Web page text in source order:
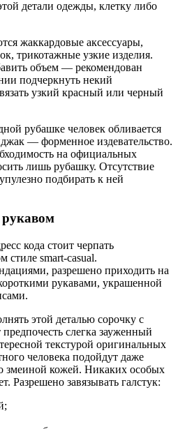
детали одежды, клетку либо
жаккардовые аксессуары,
трикотажные узкие изделия.
объем — рекомендован
подчеркнуть некий
узкий красный или черный
рубашке человек обливается
— форменное издевательство.
на официальных
лишь рубашку. Отсутствие
подбирать к ней
кода стоит черпать
стиле smart-casual.
разрешено приходить на
рукавами, украшенной
этой деталью сорочку с
слегка зауженный
текстурой оригинальных
человека подойдут даже
змеиной кожей. Никаких особых
Разрешено завязывать галстук: